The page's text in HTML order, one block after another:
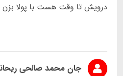
درویش تا وقت هست با پولا بزن
جان محمد صالحی